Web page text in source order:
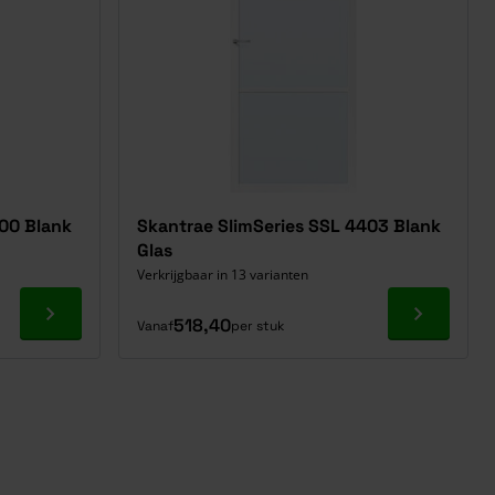
Blank
Ga naar product
Skantrae SlimSeries SSL 4403 Blank
Glas
Verkrijgbaar in 13 varianten
Vanaf518,40per stuk Ga naar